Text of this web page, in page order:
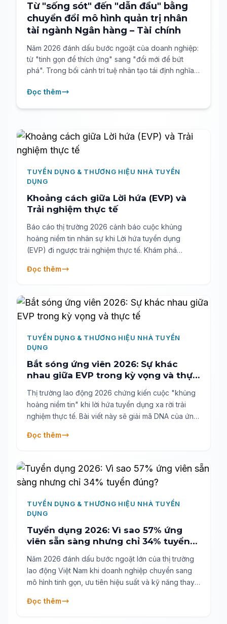
Từ "sống sót" đến "dẫn đầu" bằng
chuyển đổi mô hình quản trị nhân
tài ngành Ngân hàng – Tài chính
Năm 2026 đánh dấu bước ngoặt của doanh nghiệp:
từ "tinh gọn để thích ứng" sang "đổi mới để bứt
phá". Trong bối cảnh trí tuệ nhân tạo tái định nghĩa
quyết bài toán thiếu hụt nhân tài? Khám phá ngay
Đọc thêm
TUYỂN DỤNG & THƯƠNG HIỆU NHÀ TUYỂN
DỤNG
Khoảng cách giữa Lời hứa (EVP) và
Trải nghiệm thực tế
Báo cáo thị trường 2026 cảnh báo cuộc khủng
hoảng niềm tin nhân sự khi Lời hứa tuyển dụng
(EVP) đi ngược trải nghiệm thực tế. Khám phá
xây dựng Lived EVP, thu hút và giữ chân nhân tài
Đọc thêm
TUYỂN DỤNG & THƯƠNG HIỆU NHÀ TUYỂN
DỤNG
Bắt sóng ứng viên 2026: Sự khác
nhau giữa EVP trong kỳ vọng và thực
Thị trường lao động 2026 chứng kiến cuộc "khủng
hoảng niềm tin" khi lời hứa tuyển dụng xa rời trải
nghiệm thực tế. Bài viết này sẽ giải mã DNA của ứng
bằng - đồng thời cung cấp giải pháp giúp doanh
sống động, khác biệt và hiệu quả.
Đọc thêm
TUYỂN DỤNG & THƯƠNG HIỆU NHÀ TUYỂN
DỤNG
Tuyển dụng 2026: Vì sao 57% ứng
viên sẵn sàng nhưng chỉ 34% tuyển
Năm 2026 đánh dấu bước ngoặt lớn của thị trường
lao động Việt Nam khi doanh nghiệp chuyển sang
mô hình tinh gọn, ưu tiên hiệu suất và kỹ năng thay
ra rằng Talent Acquisition không còn là “lấp chỗ
Đọc thêm